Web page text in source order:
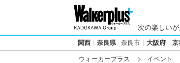
次の楽しいが
関西 奈良県 奈良市 大阪府 京
ウォーカープラス イベント